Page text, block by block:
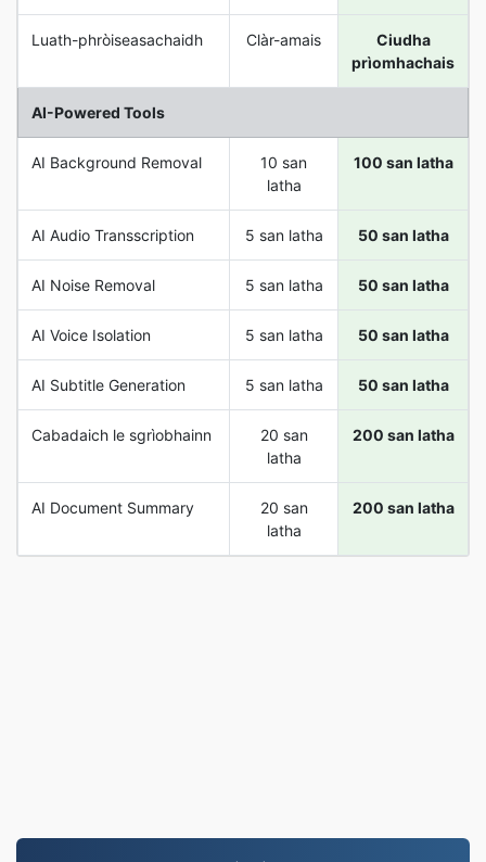
Luath-phròiseasachaidh Clàr-amais
Ciudha
prìomhachais
AI-Powered Tools
AI Background Removal
10 san
latha
100 san latha
AI Audio Transscription 5 san latha 50 san latha
AI Noise Removal 5 san latha 50 san latha
AI Voice Isolation 5 san latha 50 san latha
AI Subtitle Generation 5 san latha 50 san latha
Cabadaich le sgrìobhainn
20 san
latha
200 san latha
AI Document Summary
20 san
latha
200 san latha